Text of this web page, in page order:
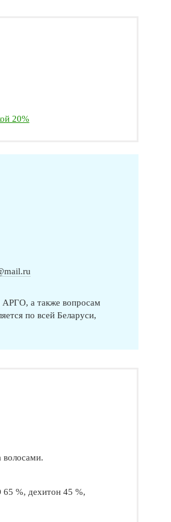
20%
а также вопросам
по всей Беларуси,
волосами.
65 %, дехитон 45 %,